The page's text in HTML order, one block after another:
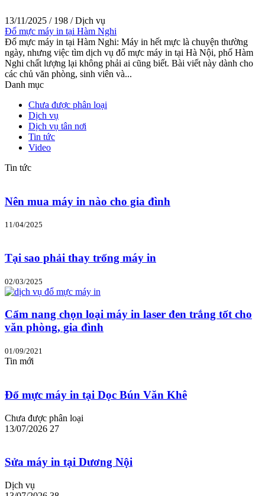
13/11/2025 / 198 /Dịch vụ
Đổ mực máy in tại Hàm Nghi
Đổ mực máy in tại Hàm Nghi: Máy in hết mực là chuyện thường
ngày, nhưng việc tìm dịch vụ đổ mực máy in tại Hà Nội, phố Hàm
Nghi chất lượng lại không phải ai cũng biết. Bài viết này dành cho
các chủ văn phòng, sinh viên và...
Danh mục
Chưa được phân loại
Dịch vụ
Dịch vụ tân nơi
Tin tức
Video
Tin tức
Nên mua máy in nào cho gia đình
11/04/2025
Tại sao phải thay trống máy in
02/03/2025
Cẩm nang chọn loại máy in laser đen trắng tốt cho
văn phòng, gia đình
01/09/2021
Tin mới
Đổ mực máy in tại Dọc Bún Văn Khê
Chưa được phân loại
13/07/2026 27
Sửa máy in tại Dương Nội
Dịch vụ